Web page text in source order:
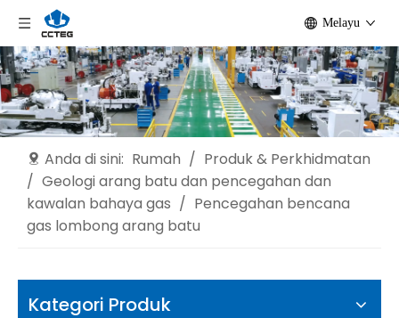
Melayu
Anda di sini: Rumah / Produk & Perkhidmatan
/ Geologi arang batu dan pencegahan dan
kawalan bahaya gas / Pencegahan bencana
gas lombong arang batu
Kategori Produk